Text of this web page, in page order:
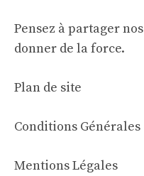
Pensez à partager
donner de la force.
Plan de site
Conditions Générales
Mentions Légales